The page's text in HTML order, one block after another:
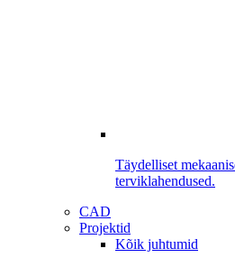
Täydelliset
terviklahendused.
CAD
Projektid
Kõik juhtumid